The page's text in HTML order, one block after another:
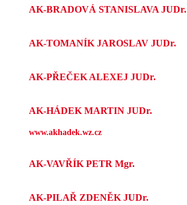
AK-BRADOVÁ STANISLAVA JUDr.
AK-TOMANÍK JAROSLAV JUDr.
AK-PŘEČEK ALEXEJ JUDr.
AK-HÁDEK MARTIN JUDr.
www.akhadek.wz.cz
AK-VAVŘÍK PETR Mgr.
AK-PILAŘ ZDENĚK JUDr.